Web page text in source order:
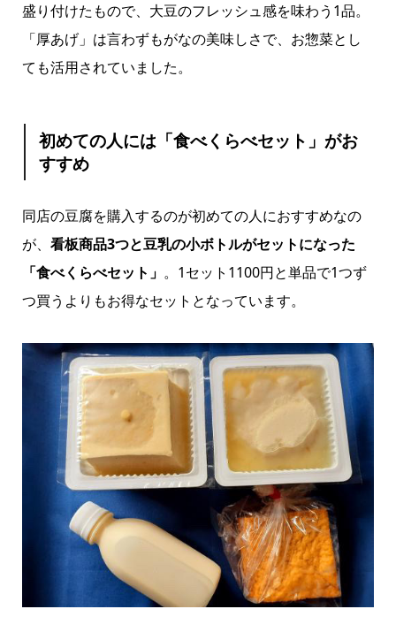
盛り付けたもので、大豆のフレッシュ感を味わう1品。
「厚あげ」は言わずもがなの美味しさで、お惣菜とし
ても活用されていました。
初めての人には「食べくらべセット」がお
すすめ
同店の豆腐を購入するのが初めての人におすすめなの
が、 看板商品3つと豆乳の小ボトルがセットになった
「食べくらべセット」 。1セット1100円と単品で1つず
つ買うよりもお得なセットとなっています。